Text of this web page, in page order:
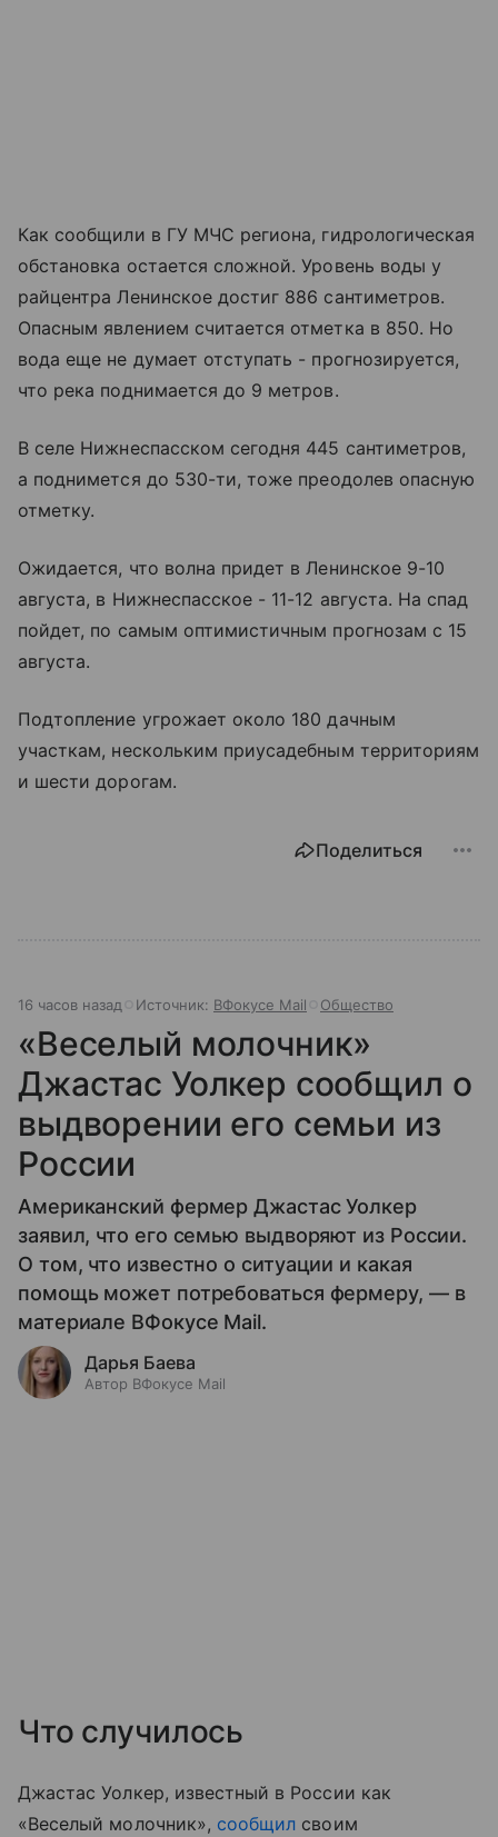
Как сообщили в ГУ МЧС региона, гидрологическая
обстановка остается сложной. Уровень воды у
райцентра Ленинское достиг 886 сантиметров.
Опасным явлением считается отметка в 850. Но
вода еще не думает отступать - прогнозируется,
что река поднимается до 9 метров.
В селе Нижнеспасском сегодня 445 сантиметров,
а поднимется до 530-ти, тоже преодолев опасную
отметку.
Ожидается, что волна придет в Ленинское 9-10
августа, в Нижнеспасское - 11-12 августа. На спад
пойдет, по самым оптимистичным прогнозам с 15
августа.
Подтопление угрожает около 180 дачным
участкам, нескольким приусадебным территориям
и шести дорогам.
Поделиться
16 часов назад Источник: ВФокусе Mail Общество
«Веселый молочник»
Джастас Уолкер сообщил о
выдворении его семьи из
России
Американский фермер Джастас Уолкер
заявил, что его семью выдворяют из России.
О том, что известно о ситуации и какая
помощь может потребоваться фермеру, — в
материале ВФокусе Mail.
Дарья Баева
Автор ВФокусе Mail
Что случилось
Джастас Уолкер, известный в России как
«Веселый молочник», сообщил своим